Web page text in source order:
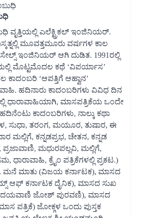
ವೃತ್ತಿಯಲ್ಲಿ ಎಲೆಕ್ಟ್ರಿಕಲ್ ಇಂಜಿನಿಯರ್.
ಮೂವತ್ತಮೂರು ವರ್ಷಗಳ ಕಾಲ
ಇಂಜಿನಿಯರ್ ಆಗಿ ದುಡಿತ. 1991ರಲ್ಲಿ
ಮೊಟ್ಟಮೊದಲ ಕಥೆ ‘ವಿಪರ್ಯಾಸ’
ಕಾದಂಬರಿ ‘ಆಪತ್ತಿಗೆ ಆಹ್ವಾನ’
ಹದಿನಾರು ಕಾದಂಬರಿಗಳು ವಿವಿಧ ದಿನ
ಧಾರಾವಾಹಿಯಾಗಿ, ಮಾಸಪತ್ರಿಕೆಯ ಒಂದೇ
ಕಾದಂಬರಿಗಳು, ನಾಲ್ಕು ಕಥಾ
ಸುಧಾ, ತರಂಗ, ಮಯೂರ, ತುಷಾರ, ಈ
ಮಲ್ಲಿಗೆ, ಕನ್ನಡಪ್ರಭ, ಚೇತನ, ಕನ್ನಡ
ಮಧುರಪಲ್ಲವಿ, ಮಲ್ಲಿಗೆ,
ಧಾರಾವಾಹಿ, ಕ್ರೈಂ ಪತ್ರಿಕೆಗಳಲ್ಲಿ ಪ್ರಕಟ.)
ಮನೆ ಮಾತು (ವಿಜಯ ಕರ್ನಾಟಕ), ಮಾಸದ
ಆಫ್ ಕರ್ನಾಟಕ ದೈನಿಕ), ಮಾಸದ ಸುಖ
ಜೋಶ್ ಪುರವಣಿ), ಮಾಸದ
ಪತ್ರಿಕೆ) ಜೋಕ್ಗಳ ಒಂದು ಪುಸ್ತಕ